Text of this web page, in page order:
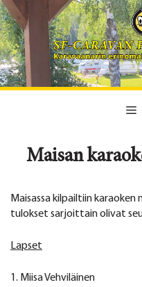
Siirry
sisältöön
Maisan
Maisassa kilpailtiin karaoken
tulokset sarjoittain olivat
Lapset
1. Miisa Vehviläinen